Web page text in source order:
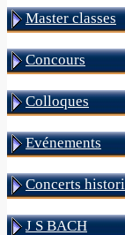
Master classes
Concours
Colloques
Evénements
Concerts
J S BACH